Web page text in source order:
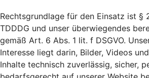
Rechtsgrundlage für den Einsatz ist §
TDDDG und unser überwiegendes
gemäß Art. 6 Abs. 1 lit. f DSGVO.
Interesse liegt darin, Bilder, Videos
Inhalte technisch zuverlässig, sicher,